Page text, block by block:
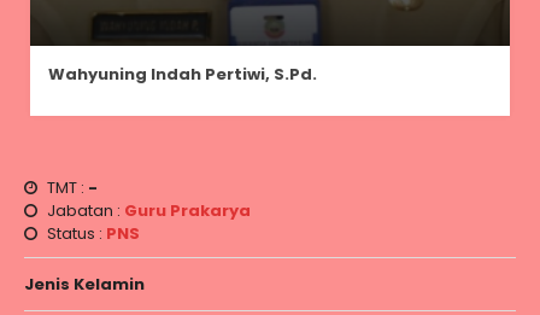
Wahyuning Indah Pertiwi, S.Pd.
TMT : -
Jabatan : Guru Prakarya
Status : PNS
Jenis Kelamin